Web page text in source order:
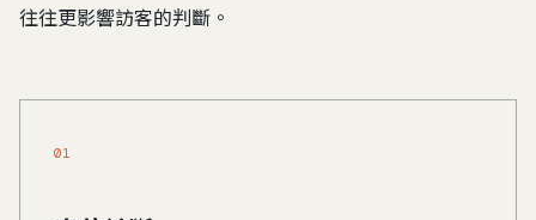
往往更影響訪客的判斷。
01